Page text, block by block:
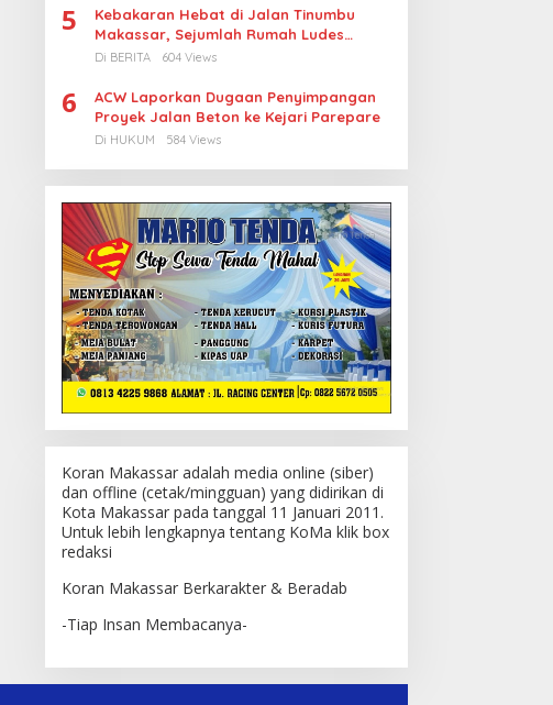
5
Kebakaran Hebat di Jalan Tinumbu
Makassar, Sejumlah Rumah Ludes
Terbakar, Penyebab Masih Diselidiki
Di BERITA 604 Views
6
ACW Laporkan Dugaan Penyimpangan
Proyek Jalan Beton ke Kejari Parepare
Di HUKUM 584 Views
Koran Makassar adalah media online (siber)
dan offline (cetak/mingguan) yang didirikan di
Kota Makassar pada tanggal 11 Januari 2011.
Untuk lebih lengkapnya tentang KoMa klik box
redaksi
Koran Makassar Berkarakter & Beradab
-Tiap Insan Membacanya-